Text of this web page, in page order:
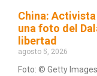
China:
una foto del
libertad
agosto 5, 2026
Foto: © Getty